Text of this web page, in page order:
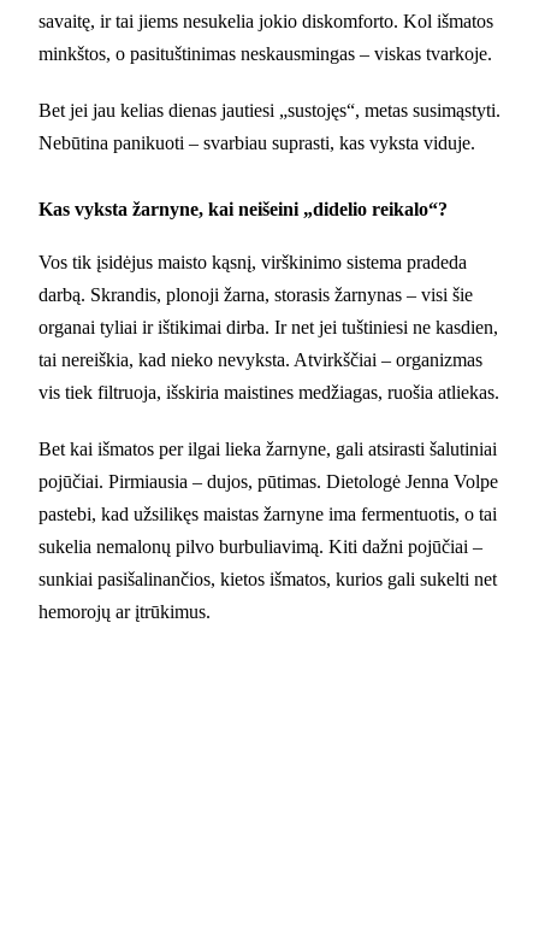
savaitę, ir tai jiems nesukelia jokio diskomforto. Kol išmatos
minkštos, o pasituštinimas neskausmingas – viskas tvarkoje.
Bet jei jau kelias dienas jautiesi „sustojęs“, metas susimąstyti.
Nebūtina panikuoti – svarbiau suprasti, kas vyksta viduje.
Kas vyksta žarnyne, kai neišeini „didelio reikalo“?
Vos tik įsidėjus maisto kąsnį, virškinimo sistema pradeda
darbą. Skrandis, plonoji žarna, storasis žarnynas – visi šie
organai tyliai ir ištikimai dirba. Ir net jei tuštiniesi ne kasdien,
tai nereiškia, kad nieko nevyksta. Atvirkščiai – organizmas
vis tiek filtruoja, išskiria maistines medžiagas, ruošia atliekas.
Bet kai išmatos per ilgai lieka žarnyne, gali atsirasti šalutiniai
pojūčiai. Pirmiausia – dujos, pūtimas. Dietologė Jenna Volpe
pastebi, kad užsilikęs maistas žarnyne ima fermentuotis, o tai
sukelia nemalonų pilvo burbuliavimą. Kiti dažni pojūčiai –
sunkiai pasišalinančios, kietos išmatos, kurios gali sukelti net
hemorojų ar įtrūkimus.